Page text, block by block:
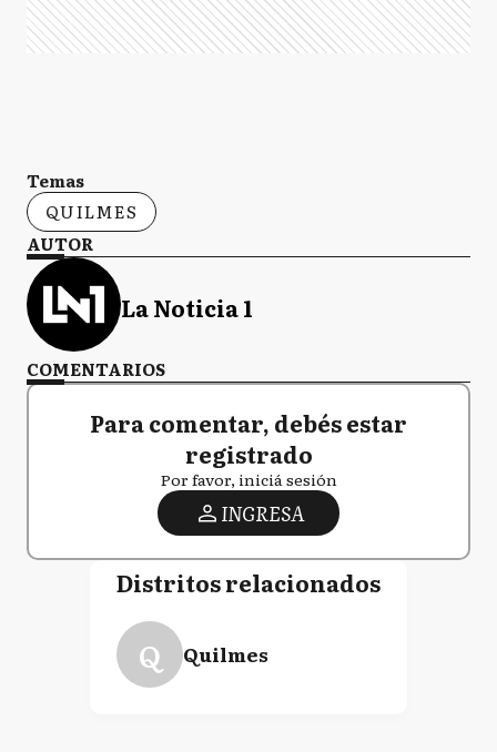
Temas
QUILMES
AUTOR
La Noticia 1
COMENTARIOS
Para comentar, debés estar
registrado
Por favor, iniciá sesión
INGRESA
Distritos relacionados
Q Quilmes